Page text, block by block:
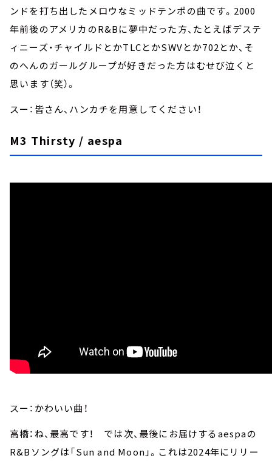
ンドを打ち出したメロウなミッドテンポの曲です。2000
年前後のアメリカのR&Bに夢中だった方、たとえばデステ
ィニーズ・チャイルドとかTLCとかSWVとか702とか、そ
のへんのガールグループが好きだった方はむせび泣くと
思います（笑）。
スー：皆さん、ハンカチを用意してください！
M3 Thirsty / aespa
スー：かわいい曲！
高橋：ね、最高です！ では次、最後にお届けするaespaの
R&Bソングは「Sun and Moon」。これは2024年にリリー